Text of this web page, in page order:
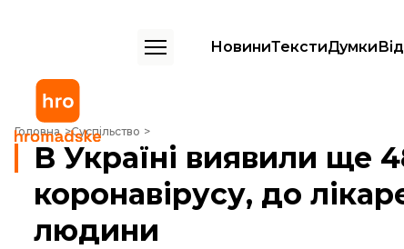
НовиниТекстиДумки
Головна Суспільство
В Україні виявили ще 484 випадки коронавірусу, до лікарень
В Україні виявили ще
коронавірусу, до
людини